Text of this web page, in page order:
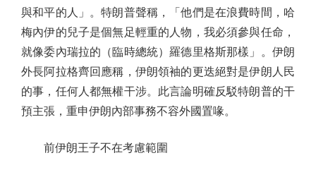
與和平的人」。特朗普聲稱，「他們是在浪費時間，哈
梅內伊的兒子是個無足輕重的人物，我必須參與任命，
就像委內瑞拉的（臨時總統）羅德里格斯那樣」。伊朗
外長阿拉格齊回應稱，伊朗領袖的更迭絕對是伊朗人民
的事，任何人都無權干涉。此言論明確反駁特朗普的干
預主張，重申伊朗內部事務不容外國置喙。
前伊朗王子不在考慮範圍